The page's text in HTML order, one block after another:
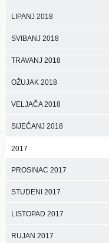
LIPANJ 2018
SVIBANJ 2018
TRAVANJ 2018
OŽUJAK 2018
VELJAČA 2018
SIJEČANJ 2018
2017
PROSINAC 2017
STUDENI 2017
LISTOPAD 2017
RUJAN 2017